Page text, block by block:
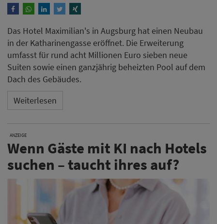
Das Hotel Maximilian's in Augsburg hat einen Neubau
in der Katharinengasse eröffnet. Die Erweiterung
umfasst für rund acht Millionen Euro sieben neue
Suiten sowie einen ganzjährig beheizten Pool auf dem
Dach des Gebäudes.
Weiterlesen
ANZEIGE
Wenn Gäste mit KI nach Hotels
suchen – taucht ihres auf?